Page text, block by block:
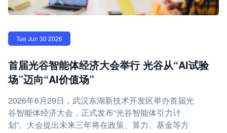
Tue Jun 30 2026
首届光谷智能体经济大会举行 光谷从“AI试验
场”迈向“AI价值场”
2026年6月29日，武汉东湖新技术开发区举办首届光
谷智能体经济大会，正式发布“光谷智能体引力计
划”。大会提出未来三年将在政策、算力、基金等方